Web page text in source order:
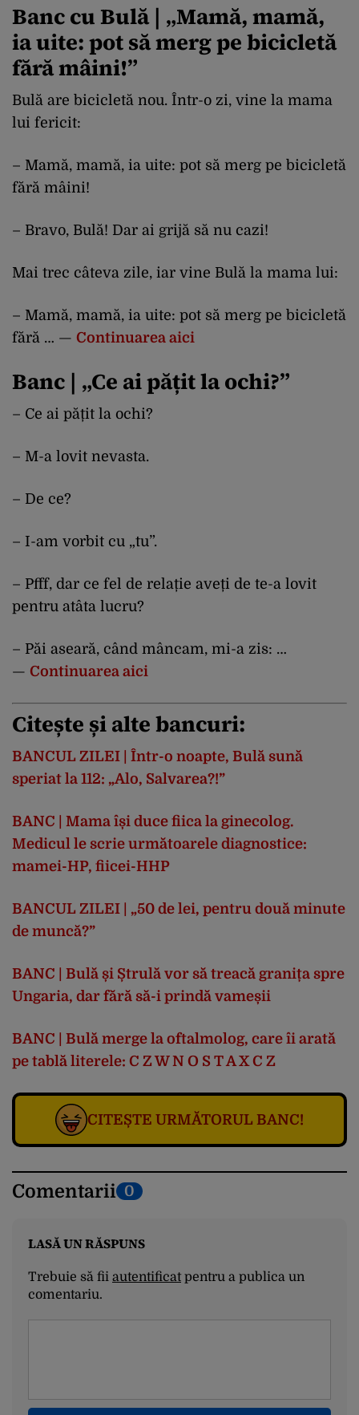
Banc cu Bulă | „Mamă, mamă,
ia uite: pot să merg pe bicicletă
fără mâini!”
Bulă are bicicletă nou. Într-o zi, vine la mama
lui fericit:
– Mamă, mamă, ia uite: pot să merg pe bicicletă
fără mâini!
– Bravo, Bulă! Dar ai grijă să nu cazi!
Mai trec câteva zile, iar vine Bulă la mama lui:
– Mamă, mamă, ia uite: pot să merg pe bicicletă
fără … — Continuarea aici
Banc | „Ce ai pățit la ochi?”
– Ce ai pățit la ochi?
– M-a lovit nevasta.
– De ce?
– I-am vorbit cu „tu”.
– Pfff, dar ce fel de relație aveți de te-a lovit
pentru atâta lucru?
– Păi aseară, când mâncam, mi-a zis: …
— Continuarea aici
Citește și alte bancuri:
BANCUL ZILEI | Într-o noapte, Bulă sună
speriat la 112: „Alo, Salvarea?!”
BANC | Mama își duce fiica la ginecolog.
Medicul le scrie următoarele diagnostice:
mamei-HP, fiicei-HHP
BANCUL ZILEI | „50 de lei, pentru două minute
de muncă?”
BANC | Bulă și Ștrulă vor să treacă granița spre
Ungaria, dar fără să-i prindă vameșii
BANC | Bulă merge la oftalmolog, care îi arată
pe tablă literele: C Z W N O S T A X C Z
CITEȘTE URMĂTORUL BANC!
Comentarii 0
LASĂ UN RĂSPUNS
Trebuie să fii autentificatpentru a publica un
comentariu.